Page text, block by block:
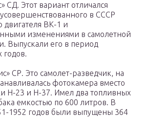
СД. Этот вариант отличался
в СССР
двигателя ВК-1 и
изменениями в самолетной
Выпускали его в период
годов.
СР. Это самолет-разведчик, на
фотокамера вместо
Н-23 и Н-37. Имел два топливных
емкостью по 600 литров. В
1952 годов были выпущены 364